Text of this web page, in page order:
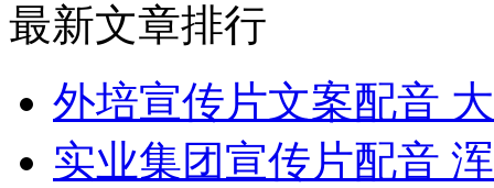
最新文章排行
外培宣传片文案配音
实业集团宣传片配音